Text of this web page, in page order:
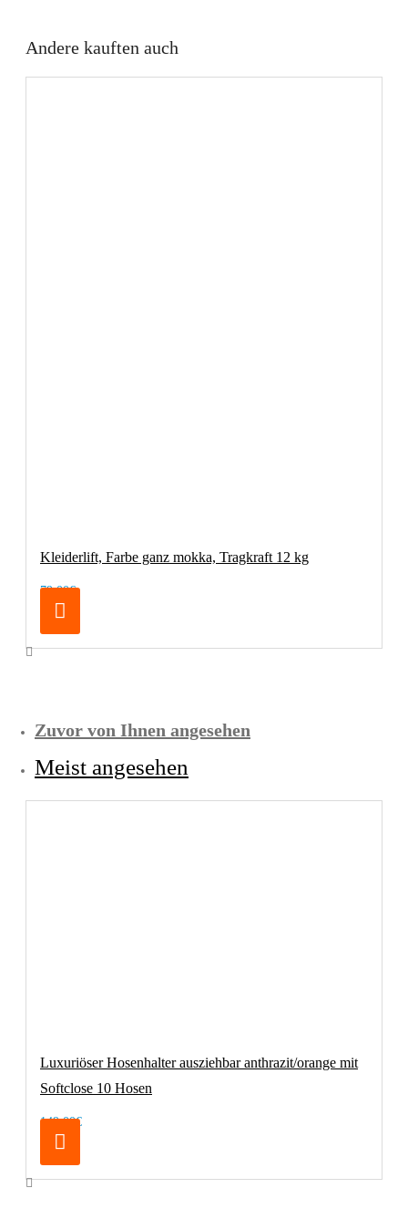
Andere kauften auch
Kleiderlift, Farbe ganz mokka, Tragkraft 12 kg
79,00€
Zuvor von Ihnen angesehen
Meist angesehen
Luxuriöser Hosenhalter ausziehbar anthrazit/orange mit
Softclose 10 Hosen
149,00€